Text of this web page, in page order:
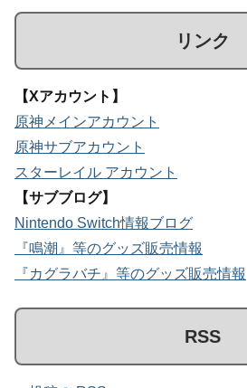
リンク
【Xアカウント】
原神メインアカウント
原神サブアカウント
スターレイル アカウント
【サブブログ】
Nintendo Switch情報ブログ
『鳴潮』等のグッズ販売情報
『カグラバチ』等のグッズ販売情報
RSS